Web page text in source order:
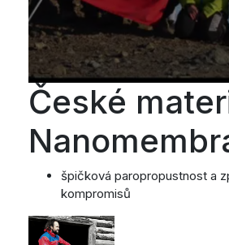
České
špičková paropropustnost a
kompromisů